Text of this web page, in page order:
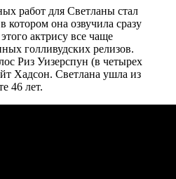
работ для Светланы стал
она озвучила сразу
актрису все чаще
голливудских релизов.
Риз Уизерспун (в четырех
Хадсон. Светлана ушла из
46 лет.